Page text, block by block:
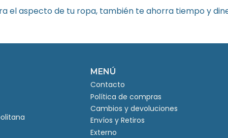
el aspecto de tu ropa, también te ahorra tiempo y
MENÚ
Contacto
Política de compras
Cambios y devoluciones
Envíos y Retiros
Externo